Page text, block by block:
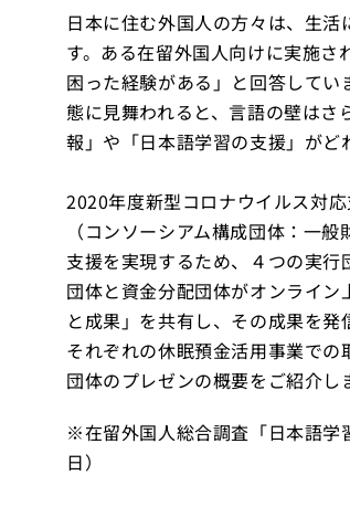
日本に住む外国人の方々は、生
す。ある在留外国人向けに実施
困った経験がある」と回答して
態に見舞われると、言語の壁は
報」や「日本語学習の支援」がど
2020年度新型コロナウイルス対
（コンソーシアム構成団体：一
支援を実現するため、４つの実
団体と資金分配団体がオンライ
と成果」を共有し、その成果を
それぞれの休眠預金活用事業で
団体のプレゼンの概要をご紹介し
※在留外国人総合調査「日本語学
日）